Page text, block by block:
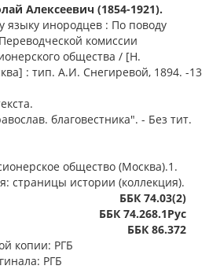
Алексеевич (1854-1921).
языку инородцев : По поводу
комиссии
общества / [Н.
: тип. А.И. Снегиревой, 1894. -13
благовестника". - Без тит.
общество (Москва).1.
страницы истории (коллекция).
ББК 74.03(2)
ББК 74.268.1Рус
ББК 86.372
копии: РГБ
РГБ